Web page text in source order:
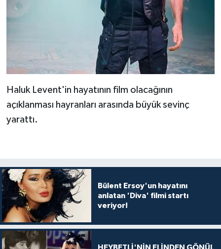
Haluk Levent'in hayatının film olacağının
açıklanması hayranları arasında büyük sevinç
yarattı.
Bülent Ersoy'un hayatını
anlatan 'Diva' filmi startı
veriyor!